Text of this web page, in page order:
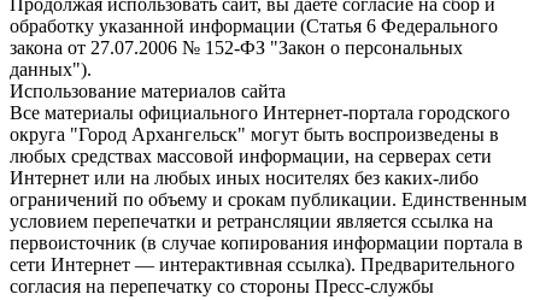
Продолжая использовать сайт, вы даете согласие на сбор и
обработку указанной информации (Статья 6 Федерального
закона от 27.07.2006 № 152-ФЗ "Закон о персональных
данных").
Использование материалов сайта
Все материалы официального Интернет-портала городского
округа "Город Архангельск" могут быть воспроизведены в
любых средствах массовой информации, на серверах сети
Интернет или на любых иных носителях без каких-либо
ограничений по объему и срокам публикации. Единственным
условием перепечатки и ретрансляции является ссылка на
первоисточник (в случае копирования информации портала в
сети Интернет — интерактивная ссылка). Предварительного
согласия на перепечатку со стороны Пресс-службы